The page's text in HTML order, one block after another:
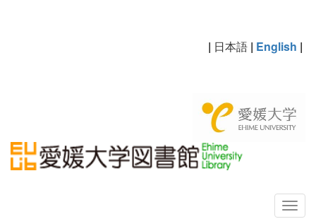
| 日本語 | English |